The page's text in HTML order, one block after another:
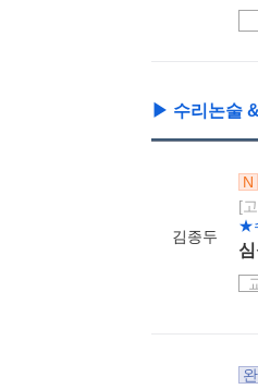
▶ 수리논술
김종두
N
[
★